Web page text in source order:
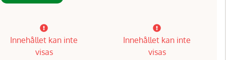
Innehållet kan inte
visas
Innehållet kan inte
visas